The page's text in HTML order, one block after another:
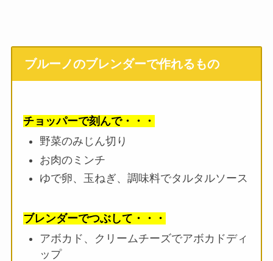
ブルーノのブレンダーで作れるもの
チョッパーで刻んで・・・
野菜のみじん切り
お肉のミンチ
ゆで卵、玉ねぎ、調味料でタルタルソース
ブレンダーでつぶして・・・
アボカド、クリームチーズでアボカドディ
ップ